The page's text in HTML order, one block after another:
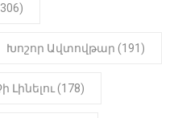
19:15
Հայտնի է՝ ովքեր են
Խոշոր Ավտովթար (191)
Լինելու (178)